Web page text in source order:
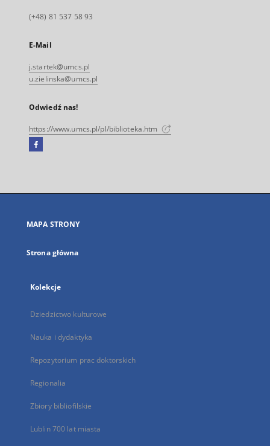
(+48) 81 537 58 93
E-Mail
j.startek@umcs.pl
u.zielinska@umcs.pl
Odwiedź nas!
https://www.umcs.pl/pl/biblioteka.htm
Facebook
się
karcie
MAPA STRONY
Strona główna
Kolekcje
Dziedzictwo kulturowe
Nauka i dydaktyka
Repozytorium prac doktorskich
Regionalia
Zbiory bibliofilskie
Lublin 700 lat miasta